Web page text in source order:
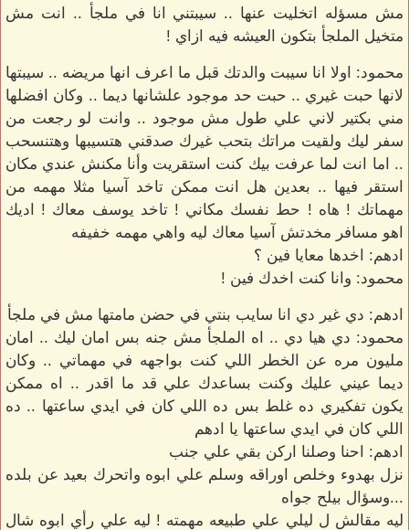
مش مسؤله اتخليت عنها .. سيبتني انا في ملجأ .. انت مش
متخيل الملجأ بتكون العيشه فيه ازاي !
محمود: اولا انا سيبت والدتك قبل ما اعرف انها مريضه .. سيبتها
لانها حبت غيري .. حبت حد موجود علشانها ديما .. وكان افضلها
مني بكتير لاني علي طول مش موجود .. وانت لو رجعت من
سفر ليك ولقيت مراتك بتحب غيرك صدقني هتسيبها وهتنسحب
.. اما انت لما عرفت بيك كنت استقريت وأنا مكنش عندي مكان
استقر فيها .. بعدين هل انت ممكن تاخد آسيا مثلا مهمه من
مهماتك ! هاه ! حط نفسك مكاني ! تاخد يوسف معاك ! اديك
اهو مسافر مخدتش آسيا معاك ليه واهي مهمه خفيفه
ادهم: اخدها معايا فين ؟
محمود: وانا كنت اخدك فين !
ادهم: دي غير دي انا سايب بنتي في حضن مامتها مش في ملجأ
محمود: دي هيا دي .. اه الملجأ مش جنه بس امان ليك .. امان
مليون مره عن الخطر اللي كنت بواجهه في مهماتي .. وكان
ديما عيني عليك وكنت بساعدك علي قد ما اقدر .. اه ممكن
يكون تفكيري ده غلط بس ده اللي كان في ايدي ساعتها .. ده
اللي كان في ايدي ساعتها يا ادهم
ادهم: احنا وصلنا اركن بقي علي جنب
نزل بهدوء وخلص اوراقه وسلم علي ابوه واتحرك بعيد عن بلده
...وسؤال بيلح جواه
ليه مقالش ل ليلي علي طبيعه مهمته ! ليه علي رأي ابوه شال